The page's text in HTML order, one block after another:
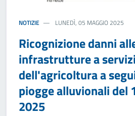
NOTIZIE LUNEDÌ, 05 MAGGIO 2025
Ricognizione danni
infrastrutture a
dell'agricoltura a
piogge alluvionali del
2025